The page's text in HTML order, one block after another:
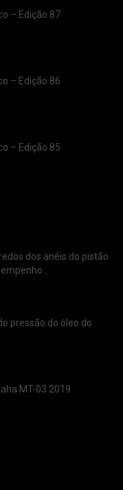
– Edição 87
– Edição 86
– Edição 85
dos anéis do pistão
pressão do óleo do
MT-03 2019